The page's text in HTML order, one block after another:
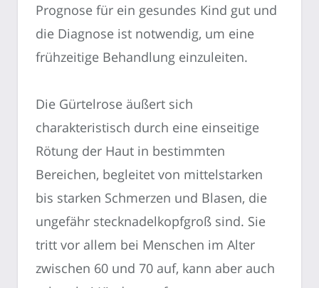
Prognose für ein gesundes Kind gut und
die Diagnose ist notwendig, um eine
frühzeitige Behandlung einzuleiten.
Die Gürtelrose äußert sich
charakteristisch durch eine einseitige
Rötung der Haut in bestimmten
Bereichen, begleitet von mittelstarken
bis starken Schmerzen und Blasen, die
ungefähr stecknadelkopfgroß sind. Sie
tritt vor allem bei Menschen im Alter
zwischen 60 und 70 auf, kann aber auch